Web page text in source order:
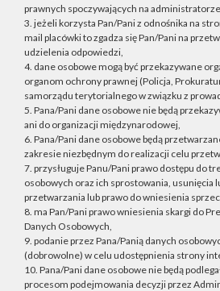
prawnych spoczywających na
3. jeżeli korzysta Pan/Pani z odnośnika na
mail placówki to zgadza się Pan/Pani na
udzielenia odpowiedzi,
4. dane osobowe mogą być przekazywane
organom ochrony prawnej (Policja,
samorządu terytorialnego w związku z
5. Pana/Pani dane osobowe nie będą
ani do organizacji międzynarodowej,
6. Pana/Pani dane osobowe będą
zakresie niezbędnym do realizacji celu
7. przysługuje Panu/Pani prawo dostępu do
osobowych oraz ich sprostowania, usunięcia
przetwarzania lub prawo do wniesienia
8. ma Pan/Pani prawo wniesienia skargi do
Danych Osobowych,
9. podanie przez Pana/Panią danych
(dobrowolne) w celu udostępnienia strony
10. Pana/Pani dane osobowe nie będą
procesom podejmowania decyzji przez